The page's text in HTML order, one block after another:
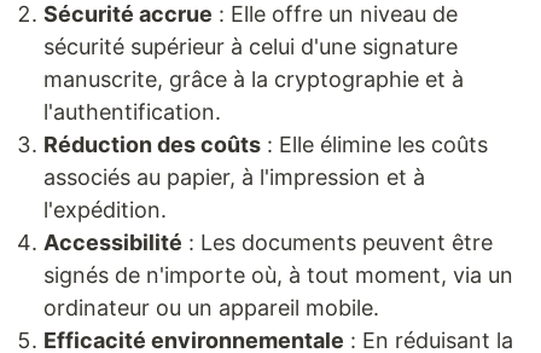
Sécurité accrue : Elle offre un niveau de
sécurité supérieur à celui d'une signature
manuscrite, grâce à la cryptographie et à
l'authentification.
Réduction des coûts : Elle élimine les coûts
associés au papier, à l'impression et à
l'expédition.
Accessibilité : Les documents peuvent être
signés de n'importe où, à tout moment, via un
ordinateur ou un appareil mobile.
Efficacité environnementale : En réduisant la